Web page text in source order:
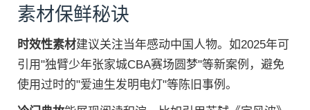
素材保鲜秘诀
时效性素材建议关注当年感动中国人物。如2025年可
引用"独臂少年张家城CBA赛场圆梦"等新案例，避免
使用过时的"爱迪生发明电灯"等陈旧事例。